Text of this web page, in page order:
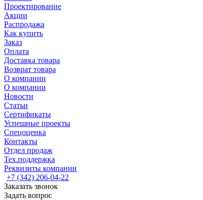
Проектирование
Акции
Распродажа
Как купить
Заказ
Оплата
Доставка товара
Возврат товара
О компании
О компании
Новости
Статьи
Сертификаты
Успешные проекты
Спецоценка
Контакты
Отдел продаж
Тех.поддержка
Реквизиты компании
+7 (342) 206-04-22
Заказать звонок
Задать вопрос